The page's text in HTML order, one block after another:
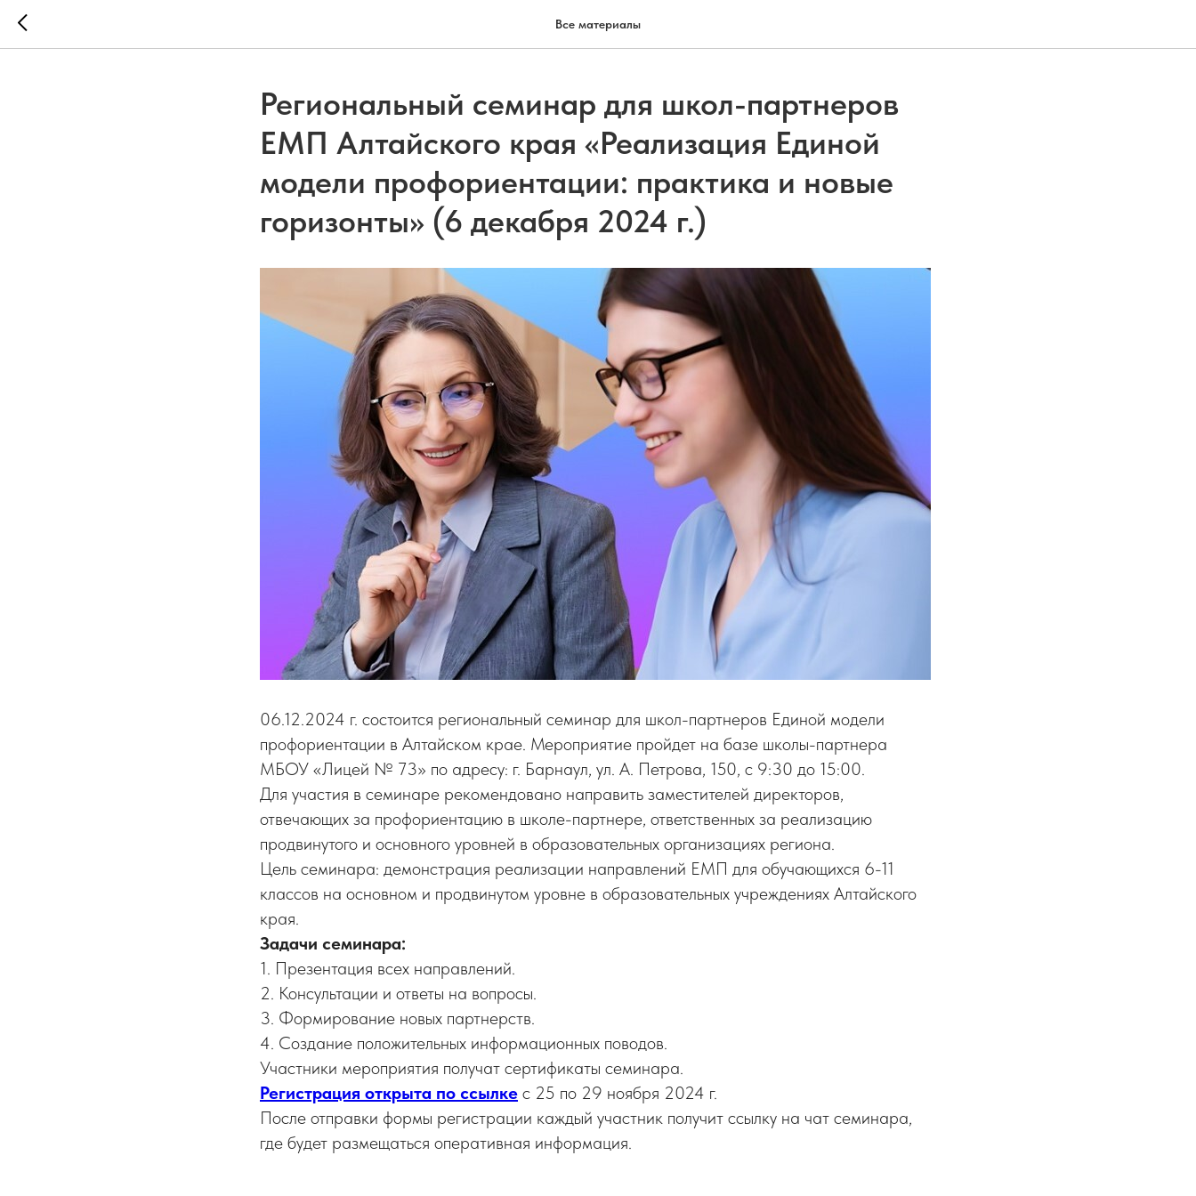
Все материалы
Региональный семинар для школ-партнеров
ЕМП Алтайского края «Реализация Единой
модели профориентации: практика и новые
горизонты» (6 декабря 2024 г.)
06.12.2024 г. состоится региональный семинар для школ-партнеров Единой модели
профориентации в Алтайском крае. Мероприятие пройдет на базе школы-партнера
МБОУ «Лицей № 73» по адресу: г. Барнаул, ул. А. Петрова, 150, с 9:30 до 15:00.
Для участия в семинаре рекомендовано направить заместителей директоров,
отвечающих за профориентацию в школе-партнере, ответственных за реализацию
продвинутого и основного уровней в образовательных организациях региона.
Цель семинара: демонстрация реализации направлений ЕМП для обучающихся 6-11
классов на основном и продвинутом уровне в образовательных учреждениях Алтайского
края.
Задачи семинара:
1. Презентация всех направлений.
2. Консультации и ответы на вопросы.
3. Формирование новых партнерств.
4. Создание положительных информационных поводов.
Участники мероприятия получат сертификаты семинара.
Регистрация открыта по ссылке с 25 по 29 ноября 2024 г.
После отправки формы регистрации каждый участник получит ссылку на чат семинара,
где будет размещаться оперативная информация.